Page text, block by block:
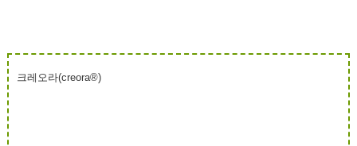
크레오라(creora®)